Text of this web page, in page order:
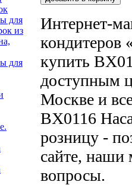
для
из
для
Интернет-
кондитеров
купить
доступным
Москве и
BX0116
розницу -
сайте, наши
вопросы.